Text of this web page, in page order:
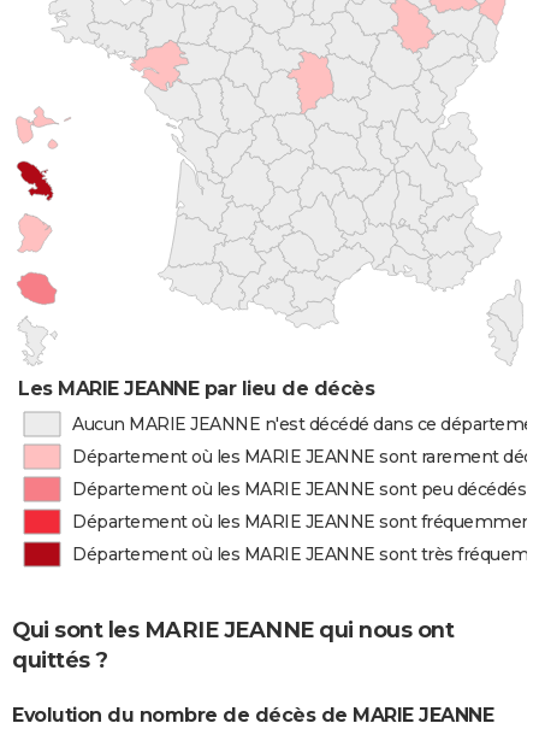
Les MARIE JEANNE par lieu de décès
Aucun MARIE JEANNE n'est décédé dans ce
Département où les MARIE JEANNE sont rarement
Département où les MARIE JEANNE sont peu décédés
Département où les MARIE JEANNE sont
Département où les MARIE JEANNE sont très
Qui sont les MARIE JEANNE qui nous ont
quittés ?
Evolution du nombre de décès de MARIE JEANNE